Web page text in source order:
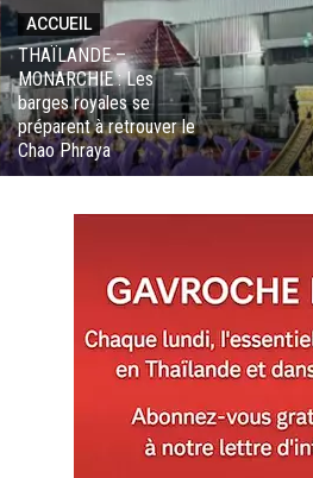
ACCUEIL
THAÏLANDE –
MONARCHIE : Les
barges royales se
préparent à retrouver le
Chao Phraya